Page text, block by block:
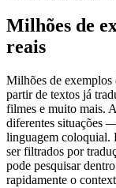
Milhões de
reais
Milhões de exemplos
partir de textos já
filmes e muito mais.
diferentes situações
linguagem coloquial.
ser filtrados por
pode pesquisar
rapidamente o